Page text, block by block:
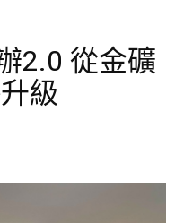
2.0 從金礦
級